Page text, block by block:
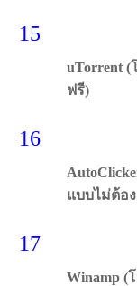
15
uTorrent
ฟรี)
16
แบบไม่ต้อ
17
Winamp (